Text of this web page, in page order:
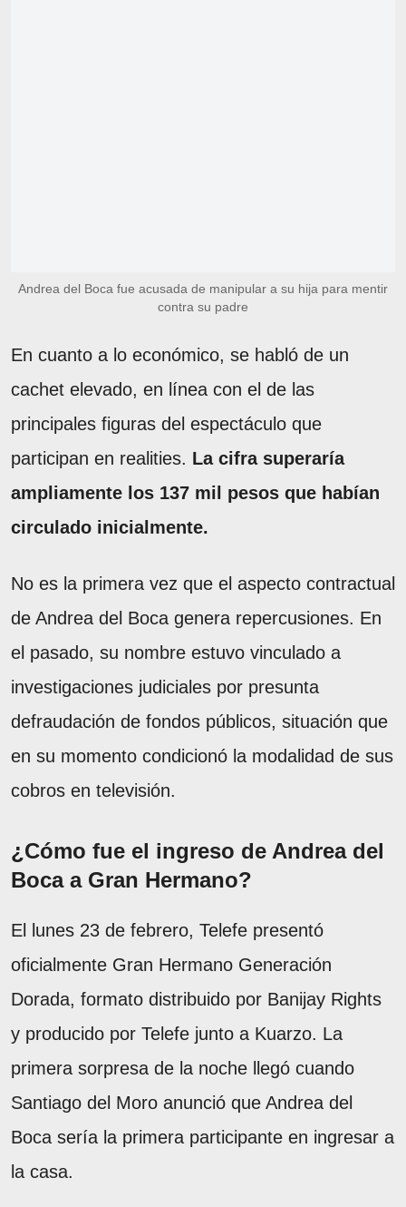
Andrea del Boca fue acusada de manipular a su hija para mentir
contra su padre
En cuanto a lo económico, se habló de un
cachet elevado, en línea con el de las
principales figuras del espectáculo que
participan en realities. La cifra superaría
ampliamente los 137 mil pesos que habían
circulado inicialmente.
No es la primera vez que el aspecto contractual
de Andrea del Boca genera repercusiones. En
el pasado, su nombre estuvo vinculado a
investigaciones judiciales por presunta
defraudación de fondos públicos, situación que
en su momento condicionó la modalidad de sus
cobros en televisión.
¿Cómo fue el ingreso de Andrea del
Boca a Gran Hermano?
El lunes 23 de febrero, Telefe presentó
oficialmente Gran Hermano Generación
Dorada, formato distribuido por Banijay Rights
y producido por Telefe junto a Kuarzo. La
primera sorpresa de la noche llegó cuando
Santiago del Moro anunció que Andrea del
Boca sería la primera participante en ingresar a
la casa.